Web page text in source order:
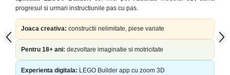
progresul si urmari instructiunile pas cu pas.
Joaca creativa: constructii nelimitate, piese variate
Pentru 18+ ani: dezvoltare imaginatie si motricitate
Experienta digitala: LEGO Builder app cu zoom 3D